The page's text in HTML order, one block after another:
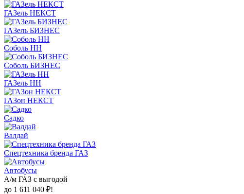
ГАЗель НЕКСТ
ГАЗель БИЗНЕС
Соболь НН
Соболь БИЗНЕС
ГАЗель НН
ГАЗон НЕКСТ
Садко
Валдай
Спецтехника бренда ГАЗ
Автобусы
А/м ГАЗ с выгодой
до 1 611 040 ₽!